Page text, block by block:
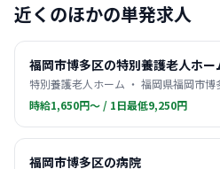
近くのほかの単発求人
福岡市博多区の特別養護老人ホー
特別養護老人ホーム ・ 福岡県福岡市博
時給1,650円〜 / 1日最低9,250円
福岡市博多区の病院